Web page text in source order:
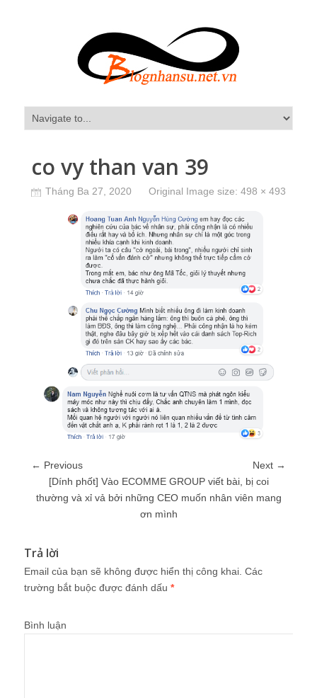
co vy than van 39
Tháng Ba 27, 2020 Original Image size: 498 × 493
← Previous
Next →
[Dính phốt] Vào ECOMME GROUP viết bài, bị coi
thường và xỉ vả bởi những CEO muốn nhân viên mang
ơn mình
Trả lời
Email của bạn sẽ không được hiển thị công khai. Các
trường bắt buộc được đánh dấu *
Bình luận